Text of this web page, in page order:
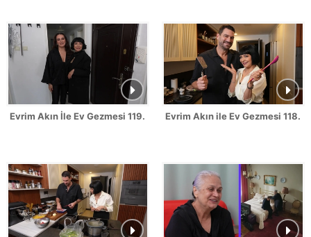
Evrim Akın İle Ev Gezmesi 119. Bölüm FragmanıEvrim Akın ile Ev Gezmesi 118.